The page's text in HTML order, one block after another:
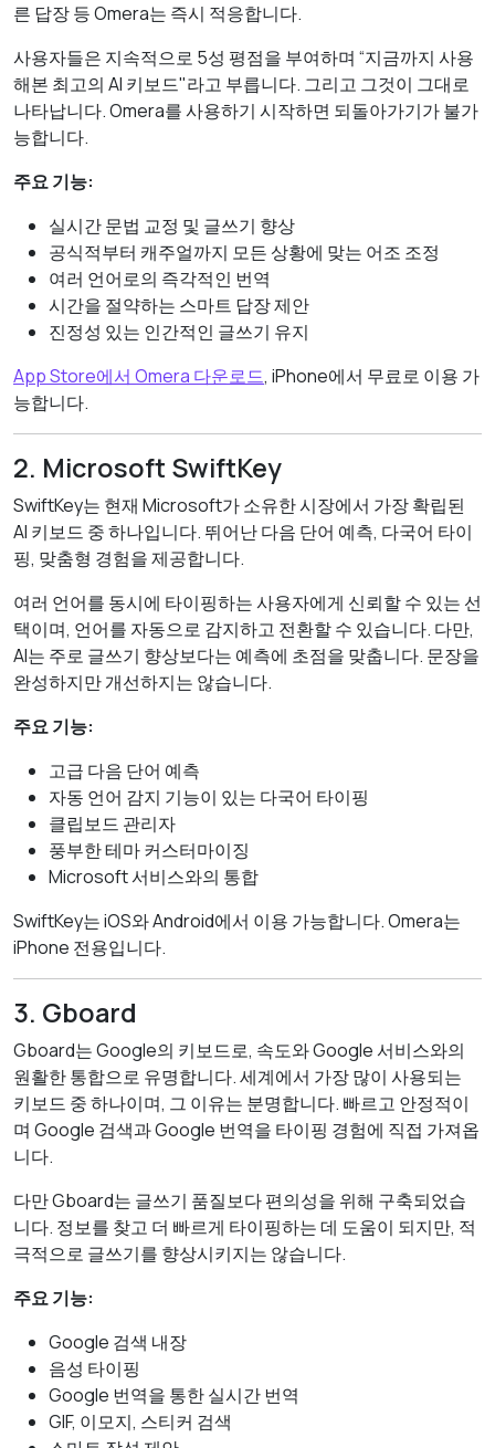
른 답장 등 Omera는 즉시 적응합니다.
사용자들은 지속적으로 5성 평점을 부여하며 “지금까지 사용
해본 최고의 AI 키보드"라고 부릅니다. 그리고 그것이 그대로
나타납니다. Omera를 사용하기 시작하면 되돌아가기가 불가
능합니다.
주요 기능:
실시간 문법 교정 및 글쓰기 향상
공식적부터 캐주얼까지 모든 상황에 맞는 어조 조정
여러 언어로의 즉각적인 번역
시간을 절약하는 스마트 답장 제안
진정성 있는 인간적인 글쓰기 유지
App Store에서 Omera 다운로드, iPhone에서 무료로 이용 가
능합니다.
2. Microsoft SwiftKey
SwiftKey는 현재 Microsoft가 소유한 시장에서 가장 확립된
AI 키보드 중 하나입니다. 뛰어난 다음 단어 예측, 다국어 타이
핑, 맞춤형 경험을 제공합니다.
여러 언어를 동시에 타이핑하는 사용자에게 신뢰할 수 있는 선
택이며, 언어를 자동으로 감지하고 전환할 수 있습니다. 다만,
AI는 주로 글쓰기 향상보다는 예측에 초점을 맞춥니다. 문장을
완성하지만 개선하지는 않습니다.
주요 기능:
고급 다음 단어 예측
자동 언어 감지 기능이 있는 다국어 타이핑
클립보드 관리자
풍부한 테마 커스터마이징
Microsoft 서비스와의 통합
SwiftKey는 iOS와 Android에서 이용 가능합니다. Omera는
iPhone 전용입니다.
3. Gboard
Gboard는 Google의 키보드로, 속도와 Google 서비스와의
원활한 통합으로 유명합니다. 세계에서 가장 많이 사용되는
키보드 중 하나이며, 그 이유는 분명합니다. 빠르고 안정적이
며 Google 검색과 Google 번역을 타이핑 경험에 직접 가져옵
니다.
다만 Gboard는 글쓰기 품질보다 편의성을 위해 구축되었습
니다. 정보를 찾고 더 빠르게 타이핑하는 데 도움이 되지만, 적
극적으로 글쓰기를 향상시키지는 않습니다.
주요 기능:
Google 검색 내장
음성 타이핑
Google 번역을 통한 실시간 번역
GIF, 이모지, 스티커 검색